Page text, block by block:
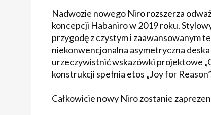
Nadwozie nowego Niro rozszerza
koncepcji Habaniro w 2019 roku.
przygodę z czystym i zaawansowanym
niekonwencjonalna asymetryczna
urzeczywistnić wskazówki projektowe
konstrukcji spełnia etos „Joy for
Całkowicie nowy Niro zostanie